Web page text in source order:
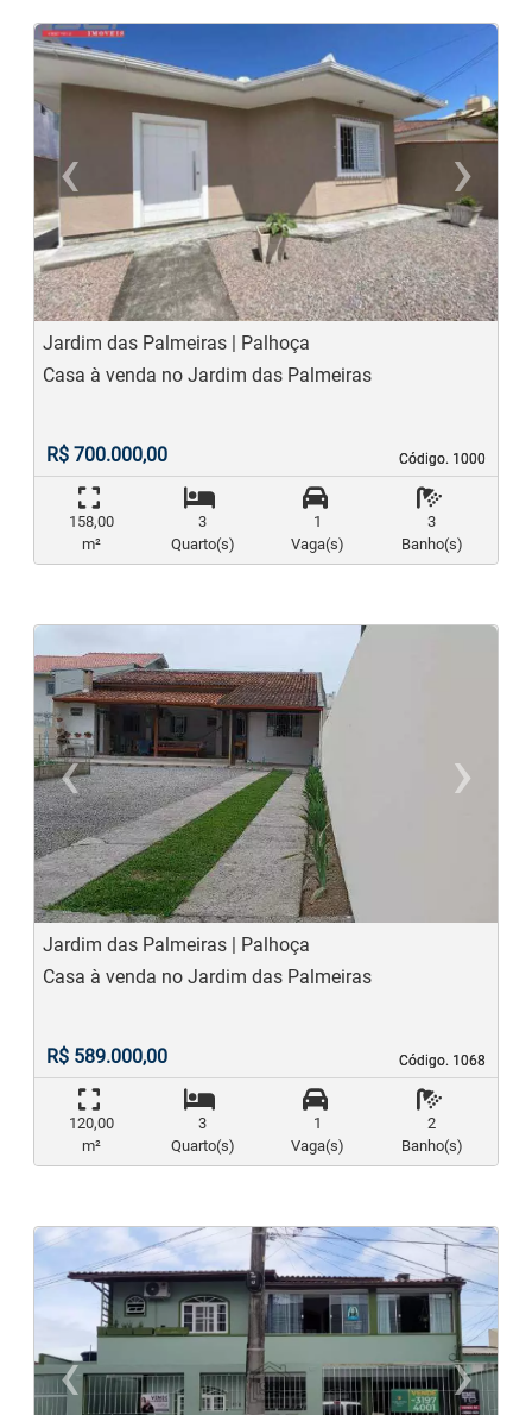
‹
Previous
›
Jardim das Palmeiras | Palhoça
Código. 1000
Código. 1000
Casa à venda no Jardim das Palmeiras
R$ 700.000,00
158,00
m²
3
Quarto(s)
1
Vaga(s)
3
Banho(s)
‹
Previous
›
Jardim das Palmeiras | Palhoça
Código. 1068
Código. 1068
Casa à venda no Jardim das Palmeiras
R$ 589.000,00
120,00
m²
3
Quarto(s)
1
Vaga(s)
2
Banho(s)
‹ ›